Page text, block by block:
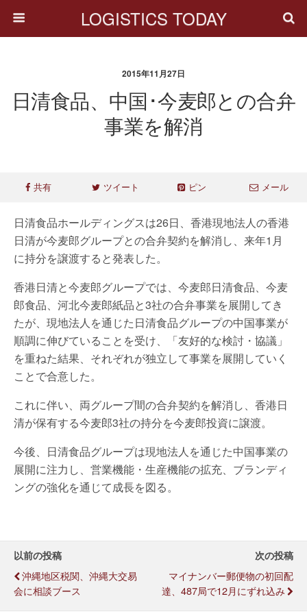
LOGISTICS TODAY
2015年11月27日
日清食品、中国･今麦郎との合弁
事業を解消
共有 ツイート ピン メール
日清食品ホールディングスは26日、香港現地法人の香港
日清が今麦郎グループとの合弁契約を解消し、来年1月
に持分を譲渡すると発表した。
香港日清と今麦郎グループでは、今麦郎日清食品、今麦
郎食品、河北今麦郎紙品と3社の合弁事業を展開してき
たが、現地法人を通じた日清食品グループの中国事業が
順調に伸びていることを受け、「友好的な検討・協議」
を重ねた結果、それぞれが独立して事業を展開していく
ことで合意した。
これに伴い、両グループ間の合弁契約を解消し、香港日
清が保有する今麦郎3社の持分を今麦郎投資に譲渡。
今後、日清食品グループは現地法人を通じた中国事業の
展開に注力し、営業機能・生産機能の拡充、ブランディ
ングの強化を通じて成長を図る。
以前の投稿
沖縄地区税関、沖縄大交易
会に相談ブース
次の投稿
マイナンバー郵便物の初回配
達、487局で12月にずれ込み